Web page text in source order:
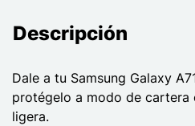
Descripción
Dale a tu Samsung Galaxy
protégelo a modo de cartera
ligera.